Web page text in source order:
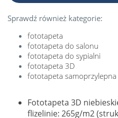
Sprawdź również kategorie:
fototapeta
fototapeta do salonu
fototapeta do sypialni
fototapeta 3D
fototapeta samoprzylepna
Fototapeta 3D
flizelinie: 265g/m2